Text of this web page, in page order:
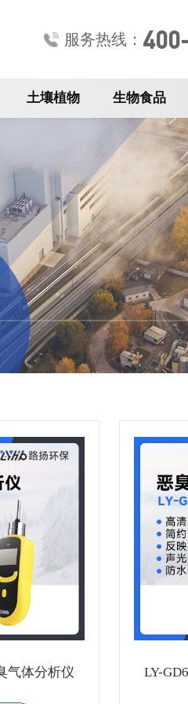
服务热线：
土壤植物 生物食品
气体分析仪 LY-